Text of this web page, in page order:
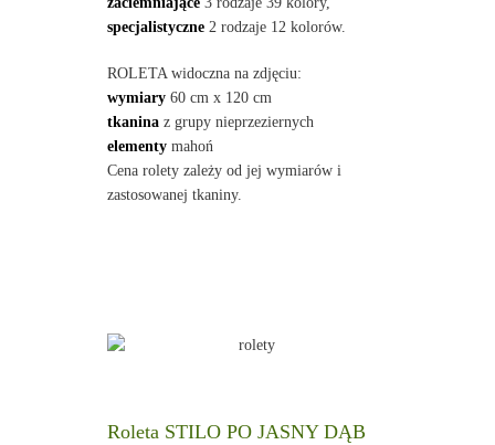
specjalistyczne2 rodzaje 12 kolorów.
ROLETA widoczna na zdjęciu:
wymiary60 cm x 120 cm
tkaninaz grupy nieprzeziernych
elementymahoń
Cena rolety zależy od jej wymiarów i
zastosowanej tkaniny.
Roleta STILO PO JASNY DĄB